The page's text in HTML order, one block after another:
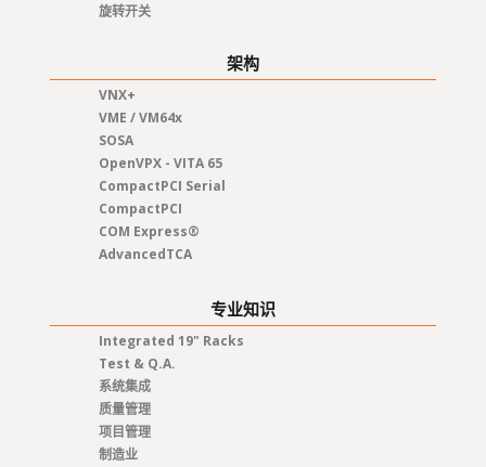
旋转开关
架构
VNX+
VME / VM64x
SOSA
OpenVPX - VITA 65
CompactPCI Serial
CompactPCI
COM Express®
AdvancedTCA
专业知识
Integrated 19" Racks
Test & Q.A.
系统集成
质量管理
项目管理
制造业